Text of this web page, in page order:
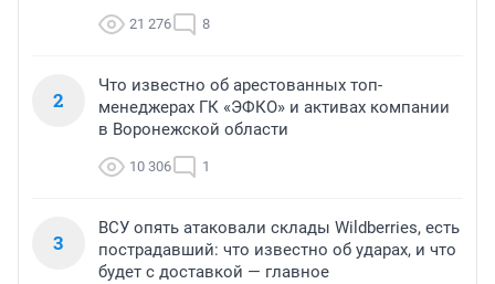
21 276 8
2
Что известно об арестованных топ-
менеджерах ГК «ЭФКО» и активах компании
в Воронежской области
10 306 1
3
ВСУ опять атаковали склады Wildberries, есть
пострадавший: что известно об ударах, и что
будет с доставкой — главное